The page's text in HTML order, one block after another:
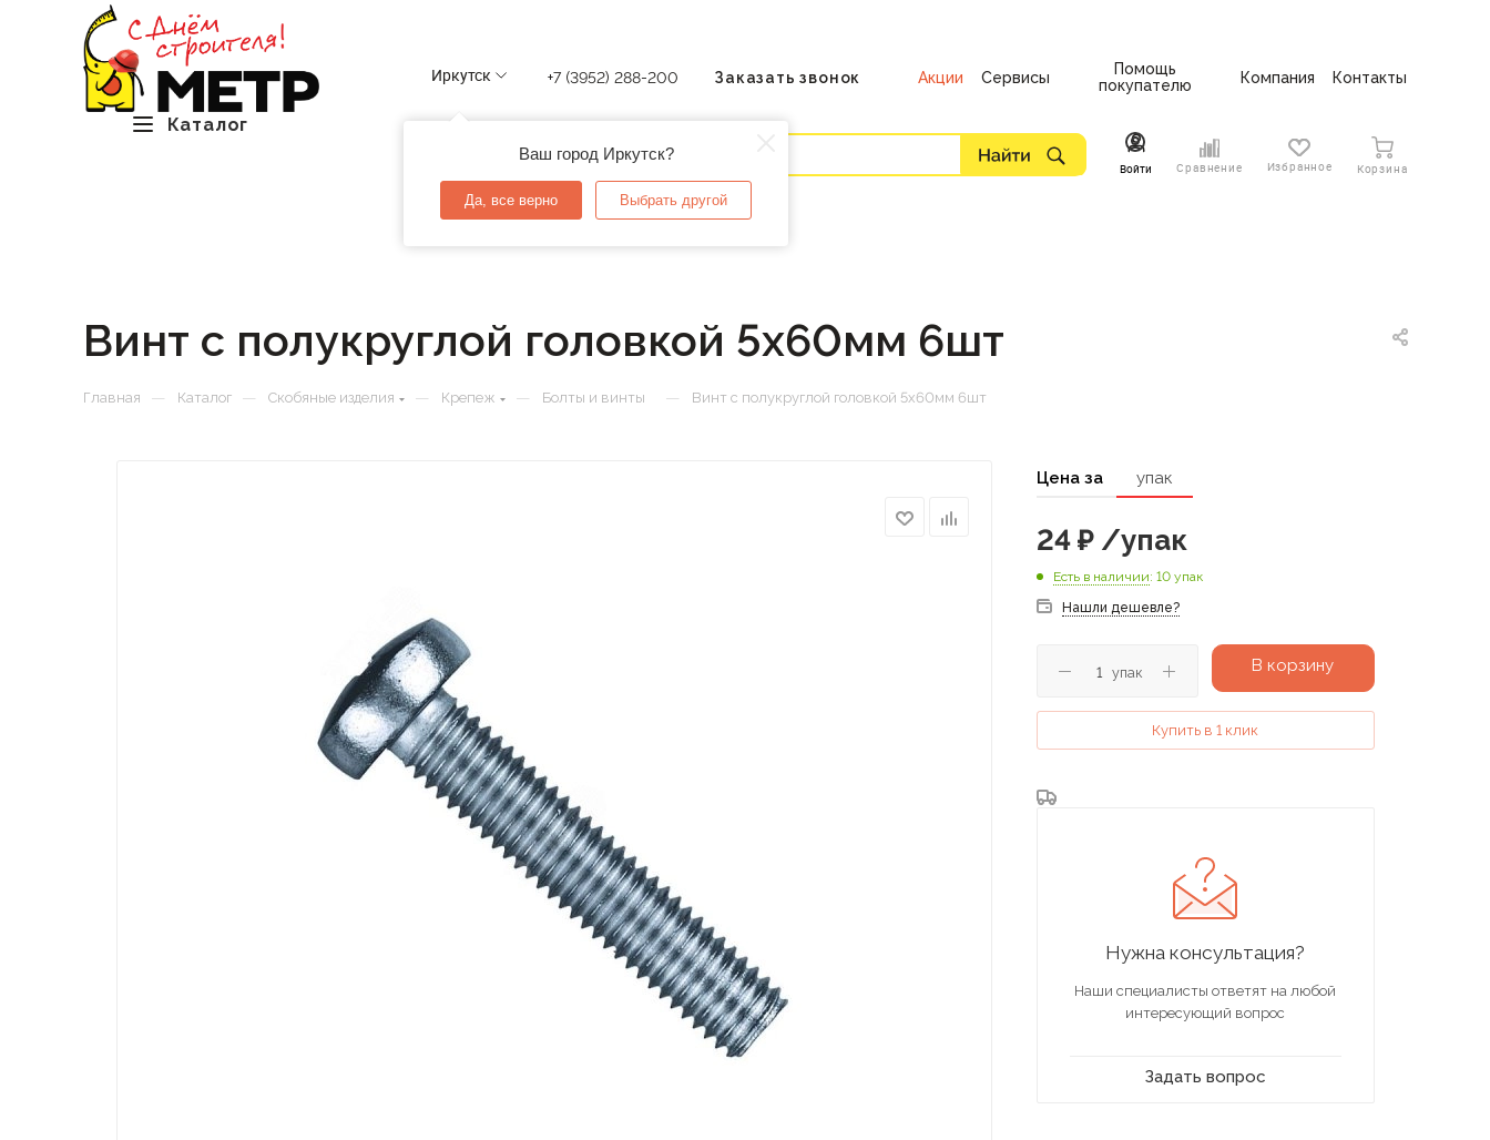
Каталог
Иркутск
Ваш город Иркутск?
Да, все верно Выбрать другой
+7 (3952) 288-200 Заказать звонок Акции Сервисы
Помощь
покупателю
Компания Контакты
Войти Сравнение Избранное Корзина
Винт с полукруглой головкой 5х60мм 6шт
Главная — Каталог — Скобяные изделия — Крепеж — Болты и винты — Винт с полукруглой головкой 5х60мм 6шт
Цена за упак
24₽/упак
Есть в наличии: 10 упак
Нашли дешевле?
упак В корзину
Купить в 1 клик
Нужна консультация?
Наши специалисты ответят на любой
интересующий вопрос
Задать вопрос